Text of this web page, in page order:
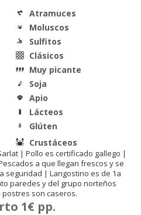
Atramuces
Moluscos
Sulfitos
Clásicos
Muy picante
Soja
Apio
Lácteos
Glúten
Crustáceos
| Pollo es certificado gallego |
a que llegan frescos y se
seguridad | Langostino es de 1a
paredes y del grupo norteños
son caseros.
1€ pp.